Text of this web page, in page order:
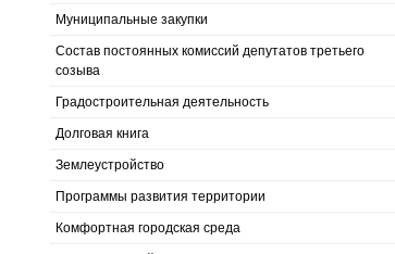
Муниципальные закупки
Состав постоянных комиссий депутатов третьего
созыва
Градостроительная деятельность
Долговая книга
Землеустройство
Программы развития территории
Комфортная городская среда